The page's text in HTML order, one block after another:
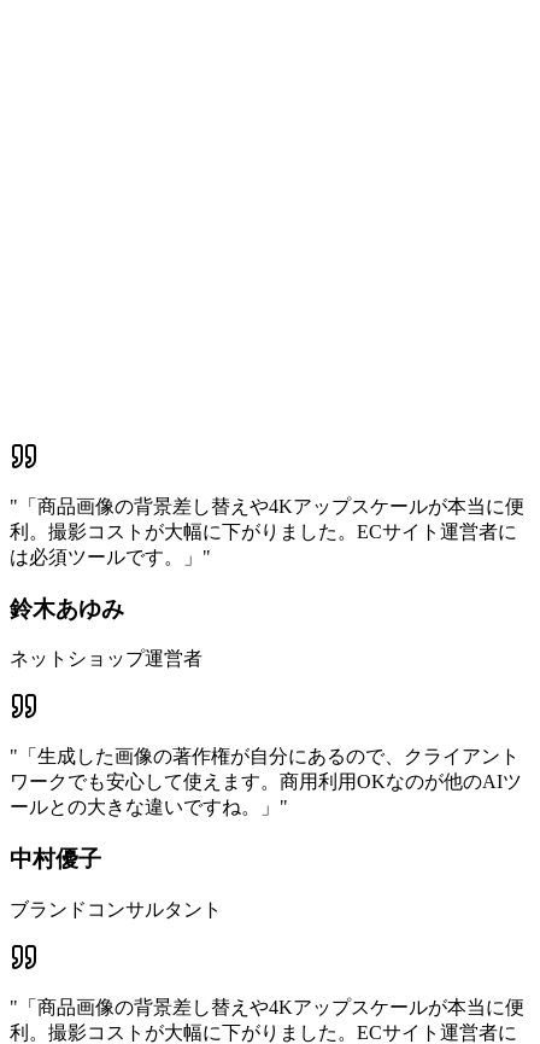
" 「商品画像の背景差し替えや4Kアップスケールが本当に便
利。撮影コストが大幅に下がりました。ECサイト運営者に
は必須ツールです。」 "
鈴木あゆみ
ネットショップ運営者
" 「生成した画像の著作権が自分にあるので、クライアント
ワークでも安心して使えます。商用利用OKなのが他のAIツ
ールとの大きな違いですね。」 "
中村優子
ブランドコンサルタント
" 「商品画像の背景差し替えや4Kアップスケールが本当に便
利。撮影コストが大幅に下がりました。ECサイト運営者に